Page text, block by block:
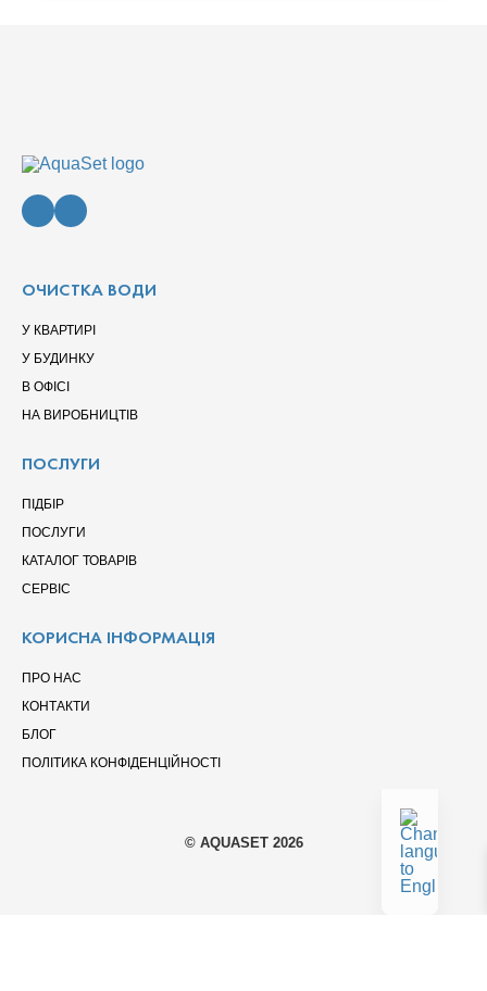
ОЧИСТКА ВОДИ
У КВАРТИРІ
У БУДИНКУ
В ОФІСІ
НА ВИРОБНИЦТІВ
ПОСЛУГИ
ПІДБІР
ПОСЛУГИ
КАТАЛОГ ТОВАРІВ
СЕРВІС
КОРИСНА ІНФОРМАЦІЯ
ПРО НАС
КОНТАКТИ
БЛОГ
ПОЛІТИКА КОНФІДЕНЦІЙНОСТІ
© AQUASET 2026